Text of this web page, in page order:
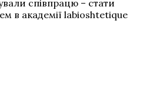
співпрацю – стати
в академії labioshtetique